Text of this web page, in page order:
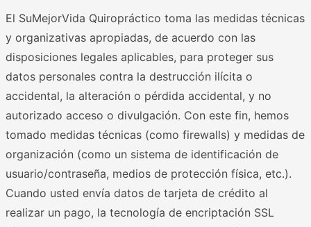
El SuMejorVida Quiropráctico toma las medidas técnicas
y organizativas apropiadas, de acuerdo con las
disposiciones legales aplicables, para proteger sus
datos personales contra la destrucción ilícita o
accidental, la alteración o pérdida accidental, y no
autorizado acceso o divulgación. Con este fin, hemos
tomado medidas técnicas (como firewalls) y medidas de
organización (como un sistema de identificación de
usuario/contraseña, medios de protección física, etc.).
Cuando usted envía datos de tarjeta de crédito al
realizar un pago, la tecnología de encriptación SSL